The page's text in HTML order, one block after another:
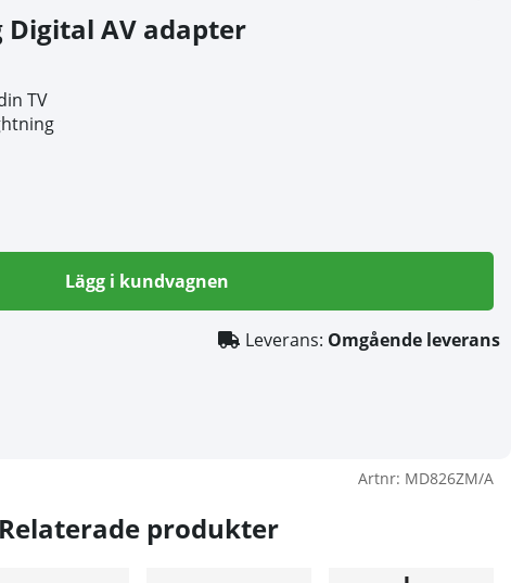
AV adapter
TV
Lägg i kundvagnen
Leverans: Omgående leverans
Artnr: MD826ZM/A
Relaterade produkter